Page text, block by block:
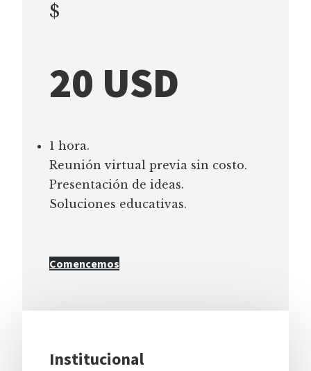
$
20 USD
1 hora.
Reunión virtual previa sin costo.
Presentación de ideas.
Soluciones educativas.
Comencemos
Institucional